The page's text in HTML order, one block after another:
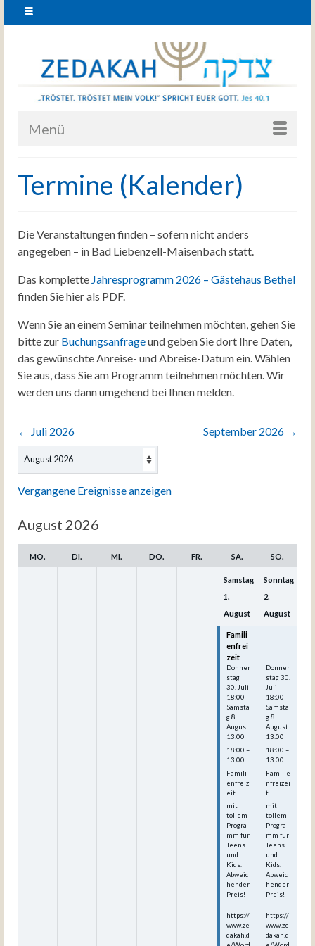
Menü
Termine (Kalender)
Die Veranstaltungen finden – sofern nicht anders
angegeben – in Bad Liebenzell-Maisenbach statt.
Das komplette Jahresprogramm 2026 – Gästehaus Bethel
finden Sie hier als PDF.
Wenn Sie an einem Seminar teilnehmen möchten, gehen Sie
bitte zur Buchungsanfrageund geben Sie dort Ihre Daten,
das gewünschte Anreise- und Abreise-Datum ein. Wählen
Sie aus, dass Sie am Programm teilnehmen möchten. Wir
werden uns dann umgehend bei Ihnen melden.
← Juli 2026 September 2026 →
Auswahl
Monats
Vergangene Ereignisse anzeigen
August 2026
MO. DI. MI. DO. FR. SA. SO.
Samstag
1.
August
Famili
enfrei
zeit
Donner
stag
30. Juli
18:00 –
Samsta
g8.
August
13:00
18:00 –
13:00
Famili
enfreiz
eit
mit
tollem
Progra
mm für
Teens
und
Kids.
Abweic
hender
Preis!
https://
www.ze
dakah.d
Sonntag
2.
August
Donner
stag30.
Juli
18:00 –
Samsta
g8.
August
13:00
18:00 –
13:00
Familie
nfreizei
t
mit
tollem
Progra
mm für
Teens
und
Kids.
Abweic
hender
Preis!
https://
www.ze
dakah.d